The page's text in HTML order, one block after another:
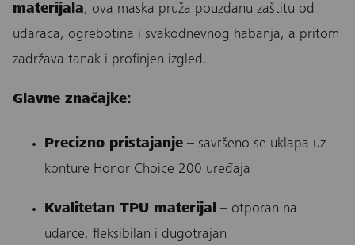
materijala, ova maska pruža pouzdanu zaštitu od
udaraca, ogrebotina i svakodnevnog habanja, a pritom
zadržava tanak i profinjen izgled.
Glavne značajke:
Precizno pristajanje – savršeno se uklapa uz
konture Honor Choice 200 uređaja
Kvalitetan TPU materijal – otporan na
udarce, fleksibilan i dugotrajan